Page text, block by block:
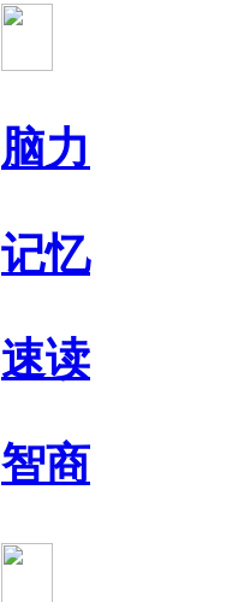
脑力
记忆
速读
智商